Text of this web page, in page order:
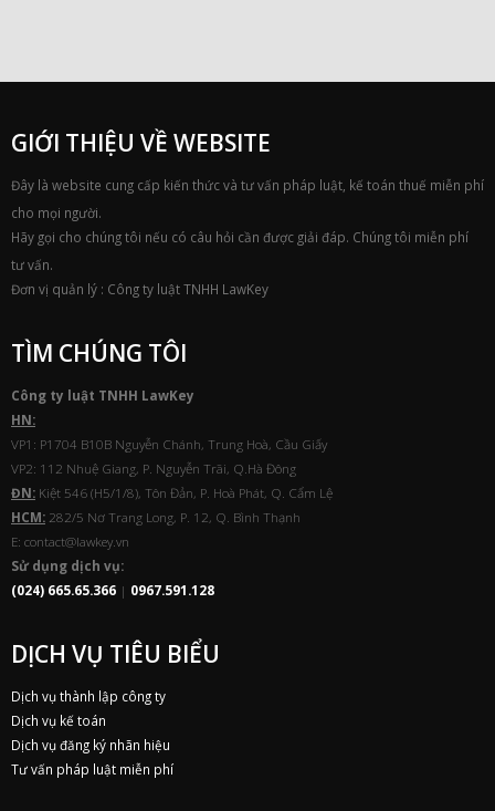
GIỚI THIỆU VỀ WEBSITE
Đây là website cung cấp kiến thức và tư vấn pháp luật, kế toán thuế miễn phí
cho mọi người.
Hãy gọi cho chúng tôi nếu có câu hỏi cần được giải đáp. Chúng tôi miễn phí
tư vấn.
Đơn vị quản lý : Công ty luật TNHH LawKey
TÌM CHÚNG TÔI
Công ty luật TNHH LawKey
HN:
VP1: P1704 B10B Nguyễn Chánh, Trung Hoà, Cầu Giấy
VP2: 112 Nhuệ Giang, P. Nguyễn Trãi, Q.Hà Đông
ĐN: Kiệt 546 (H5/1/8), Tôn Đản, P. Hoà Phát, Q. Cẩm Lệ
HCM: 282/5 Nơ Trang Long, P. 12, Q. Bình Thạnh
E: contact@lawkey.vn
Sử dụng dịch vụ:
(024) 665.65.366 | 0967.591.128
DỊCH VỤ TIÊU BIỂU
Dịch vụ thành lập công ty
Dịch vụ kế toán
Dịch vụ đăng ký nhãn hiệu
Tư vấn pháp luật miễn phí